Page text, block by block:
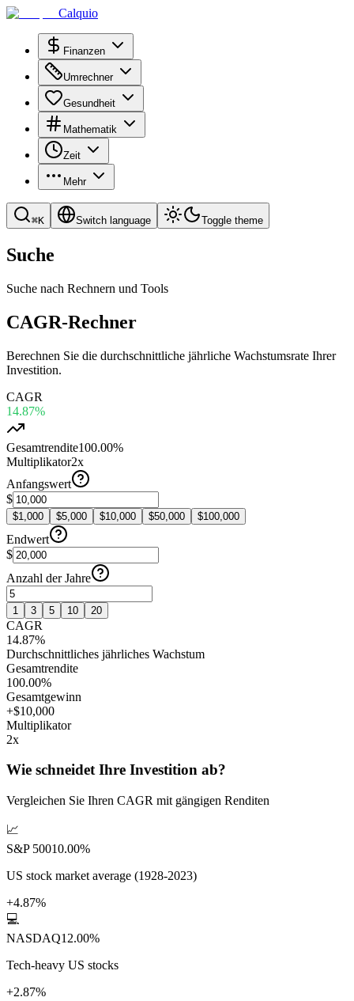
Calquio
Finanzen
Umrechner
Gesundheit
Mathematik
Zeit
Mehr
⌘K Switch language Toggle theme
Suche
Suche nach Rechnern und Tools
CAGR-Rechner
Berechnen Sie die durchschnittliche jährliche Wachstumsrate Ihrer
Investition.
CAGR
14.87%
Gesamtrendite100.00%
Multiplikator2x
Anfangswert
$
$1,000 $5,000 $10,000 $50,000 $100,000
Endwert
$
Anzahl der Jahre
1 3 5 10 20
CAGR
14.87%
Durchschnittliches jährliches Wachstum
Gesamtrendite
100.00%
Gesamtgewinn
+$10,000
Multiplikator
2x
Wie schneidet Ihre Investition ab?
Vergleichen Sie Ihren CAGR mit gängigen Renditen
📈
S&P 50010.00%
US stock market average (1928-2023)
+4.87%
💻
NASDAQ12.00%
Tech-heavy US stocks
+2.87%